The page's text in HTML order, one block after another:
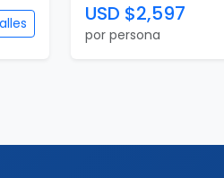
USD $2,597
por persona